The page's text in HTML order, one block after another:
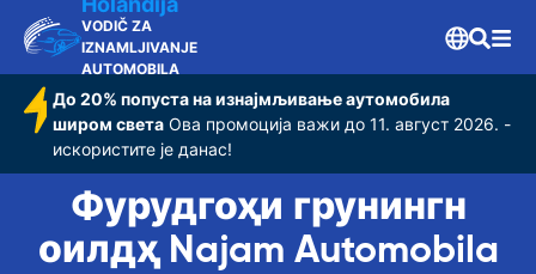
VODIČ ZA
IZNAMLJIVANJE
AUTOMOBILA
До 20% попуста на изнајмљивање аутомобила
широм света Ова промоција важи до 11. август 2026. -
искористите је данас!
Фурудгоҳи грунингн
оилдҳ Najam Automobila